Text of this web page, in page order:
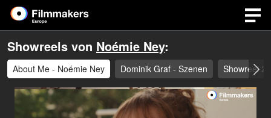
Showreels von Noémie Ney:
About Me - Noémie Ney Dominik Graf - Szenen Showreel